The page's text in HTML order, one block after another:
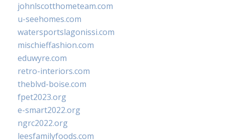
johnlscotthometeam.com
u-seehomes.com
watersportslagonissi.com
mischieffashion.com
eduwyre.com
retro-interiors.com
theblvd-boise.com
fpet2023.org
e-smart2022.org
ngrc2022.org
leesfamilyfoods.com